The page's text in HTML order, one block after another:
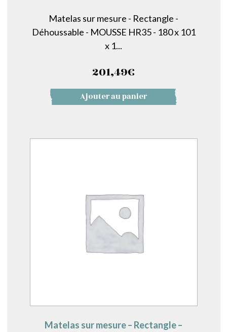
Matelas sur mesure - Rectangle -
Déhoussable - MOUSSE HR35 - 180 x 101
x 1...
201,49€
Ajouter au panier
Matelas sur mesure – Rectangle –